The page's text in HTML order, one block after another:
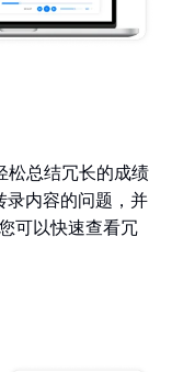
松总结冗长的成绩
录内容的问题，并
可以快速查看冗